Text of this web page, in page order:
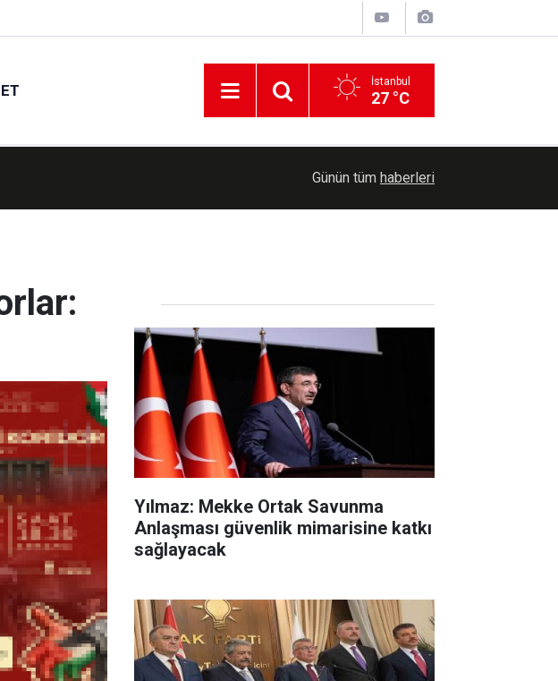
İstanbul
27 °C
Tarımsal destek ödemesi bugün çiftçilerin
Günün tüm haberleri
Yılmaz: Mekke Ortak Savunma
Anlaşması güvenlik mimarisine katkı
sağlayacak